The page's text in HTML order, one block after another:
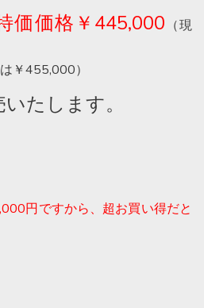
価価格￥445,000 （現
￥455,000）
たします。
円ですから、超お買い得だと